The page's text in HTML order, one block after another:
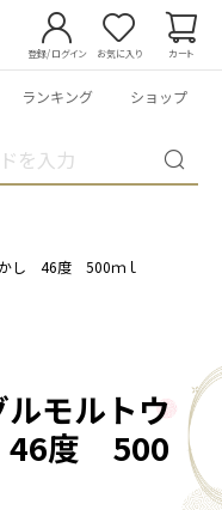
登録/ログイン お気に入り カート
ランキング ショップ
し 46度 500ｍｌ
モルトウ
度 500